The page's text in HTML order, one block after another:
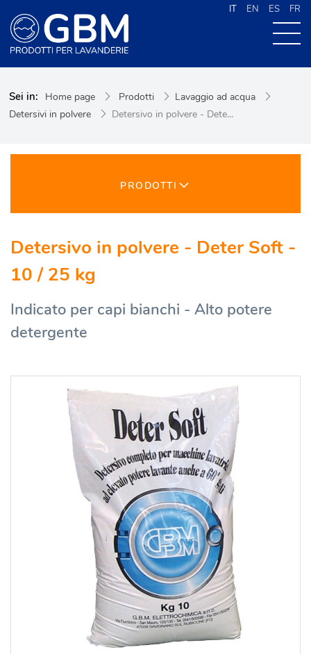
IT EN ES FR
PRODOTTI
CONTATTI
Sei in: Home page Prodotti
Lavaggio ad acqua
Detersivi in polvere
Detersivo in polvere - Dete...
PRODOTTI
Detersivo in polvere - Deter Soft -
10 / 25 kg
Indicato per capi bianchi - Alto potere
detergente